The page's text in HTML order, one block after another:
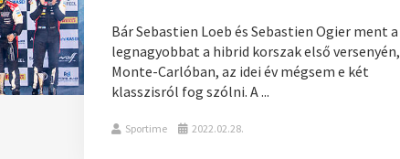
Bár Sebastien Loeb és Sebastien Ogier ment a
legnagyobbat a hibrid korszak első versenyén,
Monte-Carlóban, az idei év mégsem e két
klasszisról fog szólni. A ...
Sportime 2022.02.28.